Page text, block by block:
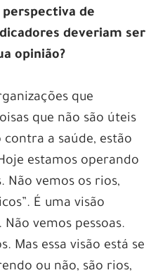
de
deveriam ser
opinião?
que
que não são úteis
contra a saúde, estão
estamos operando
Não vemos os rios,
É uma visão
vemos pessoas.
Mas essa visão está se
ou não, são rios,